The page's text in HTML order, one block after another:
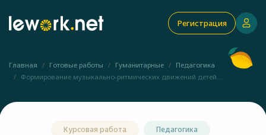
Регистрация
Главная Готовые работы Гуманитарные
Педагогика
Формирование музыкально-ритмических движений детей...
Курсовая работа Педагогика